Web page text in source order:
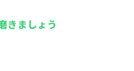
きましょう